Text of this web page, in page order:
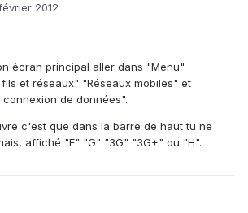
2012
écran principal aller dans "Menu"
et réseaux" "Réseaux mobiles" et
de données".
c'est que dans la barre de haut tu ne
affiché "E" "G" "3G" "3G+" ou "H".